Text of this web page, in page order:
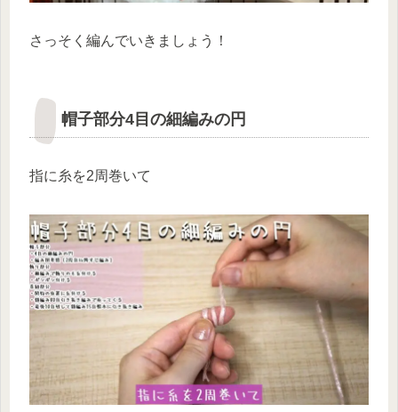
さっそく編んでいきましょう！
帽子部分4目の細編みの円
指に糸を2周巻いて